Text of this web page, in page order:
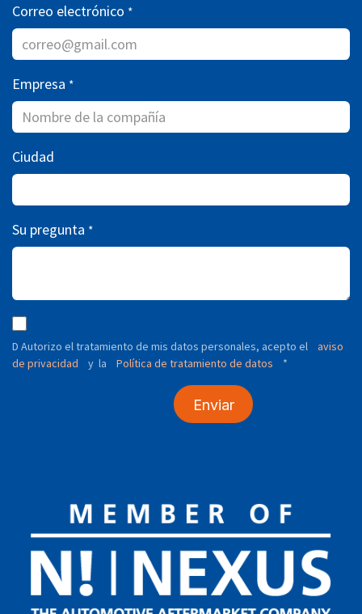
Correo electrónico *
Empresa *
Ciudad
Su pregunta *
D Autorizo ​​el tratamiento de mis datos personales, acepto el
aviso
de privacidad
y la Política de tratamiento de datos *
Enviar